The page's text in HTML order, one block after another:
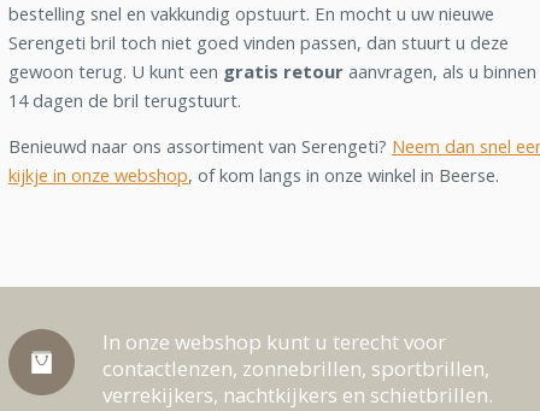
bestelling snel en vakkundig opstuurt. En mocht u uw nieuwe
Serengeti bril toch niet goed vinden passen, dan stuurt u deze
gewoon terug. U kunt een gratis retour aanvragen, als u binnen
14 dagen de bril terugstuurt.
Benieuwd naar ons assortiment van Serengeti? Neem dan snel
kijkje in onze webshop, of kom langs in onze winkel in Beerse.
In onze webshop kunt u terecht voor
contactlenzen, zonnebrillen, sportbrillen,
verrekijkers, nachtkijkers en schietbrillen.